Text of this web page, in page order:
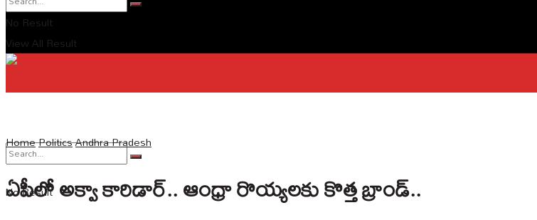
No Result
View All Result
No Result
HomePoliticsAndhra Pradesh
ఏపీలో అక్వా కారిడార్‌.. ఆంధ్రా రొయ్యలకు కొత్త బ్రాండ్‌..